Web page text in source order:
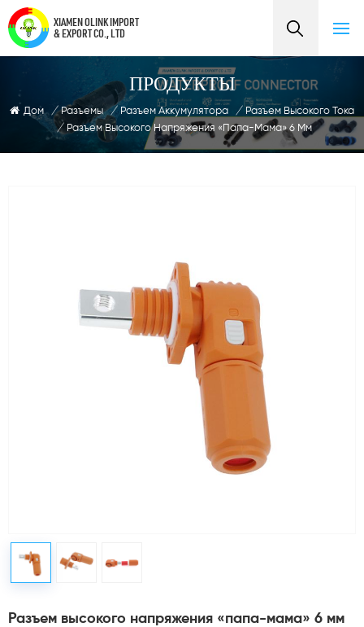
XIAMEN OLINK IMPORT
& EXPORT CO., LTD
ПРОДУКТЫ
Дом / Разъемы / Разъем Аккумулятора / Разъем Высокого Тока
/ Разъем Высокого Напряжения «папа-Мама» 6 Мм
Разъем высокого напряжения «папа-мама» 6 мм